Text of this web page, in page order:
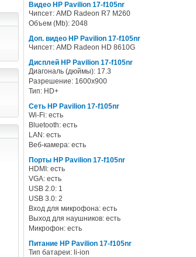
Видео HP Pavilion 17-f105nr
Чипсет: AMD Radeon R7 M260
Объем (Mb): 2048
Доп. видео HP Pavilion 17-f105nr
Чипсет: AMD Radeon HD 8610G
Дисплей HP Pavilion 17-f105nr
Диагональ (дюймы): 17.3
Разрешение: 1600x900
Тип: HD+
Сеть HP Pavilion 17-f105nr
Wi-Fi: есть
Bluetooth: есть
LAN: есть
Веб-камера: есть
Порты HP Pavilion 17-f105nr
HDMI: есть
VGA: есть
USB 2.0: 1
USB 3.0: 2
Вход для микрофона: есть
Выход для наушников: есть
Микрофон: есть
Питание HP Pavilion 17-f105nr
Тип батареи: li-ion